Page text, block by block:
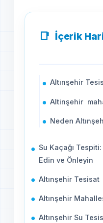
İçerik
Altınşehir
Altinşehir
Neden
Su Kaçağı
Edin ve Önleyin
Altınşehir Tesisat
Altınşehir
Altınşehir Su